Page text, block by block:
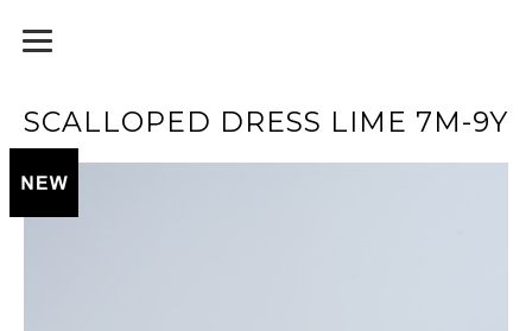
SCALLOPED DRESS LIME 7M-9Y